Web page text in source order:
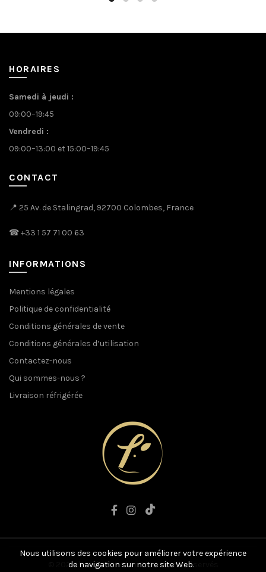
HORAIRES
Samedi à jeudi :
09:00–19:45
Vendredi :
09:00–13:00 et 15:00–19:45
CONTACT
📍 25 Av. de Stalingrad, 92700 Colombes, France
☎+33 1 57 71 00 63
INFORMATIONS
Mentions légales
Politique de confidentialité
Conditions générales de vente
Conditions générales d’utilisation
Contactez-nous
Qui sommes-nous ?
Livraison réfrigérée
© 2021 L'art du Boucher. Tous droits réservés
Nous utilisons des cookies pour améliorer votre expérience
de navigation sur notre site Web.